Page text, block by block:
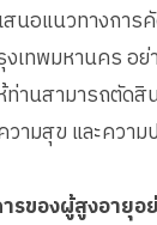
นอแนวทางการ
เทพมหานคร อ
านสามารถตัดสิ
ามสุข และควา
รของผู้สูงอายุอ